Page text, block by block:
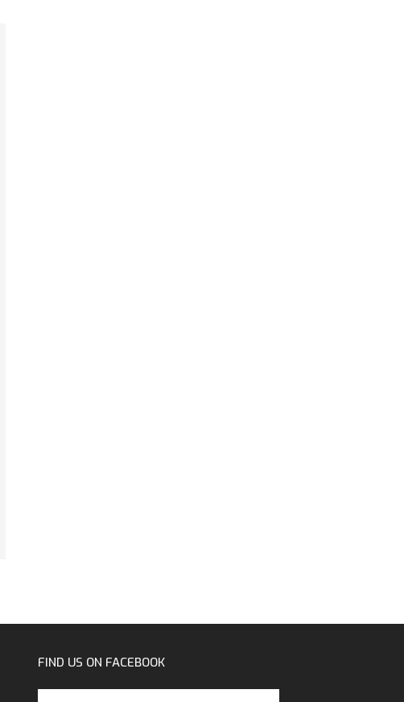
FIND US ON FACEBOOK